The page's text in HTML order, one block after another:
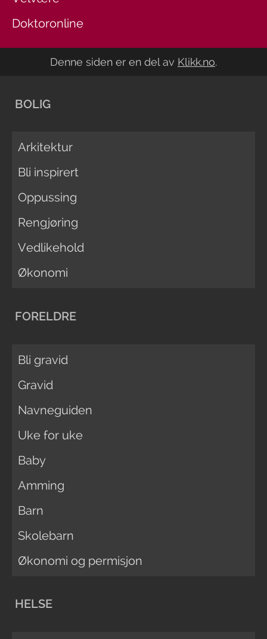
Doktoronline
Denne siden er en del av Klikk.no.
BOLIG
Arkitektur
Bli inspirert
Oppussing
Rengjøring
Vedlikehold
Økonomi
FORELDRE
Bli gravid
Gravid
Navneguiden
Uke for uke
Baby
Amming
Barn
Skolebarn
Økonomi og permisjon
HELSE